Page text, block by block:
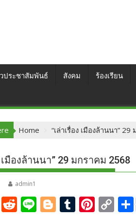
ประชาสัมพันธ์ สังคม ร้องเรียน
Home “เล่าเรื่อง เมืองล้านนา”
เมืองล้านนา” 29 มกราคม 2568
admin1
T R Li Bl T Pi C